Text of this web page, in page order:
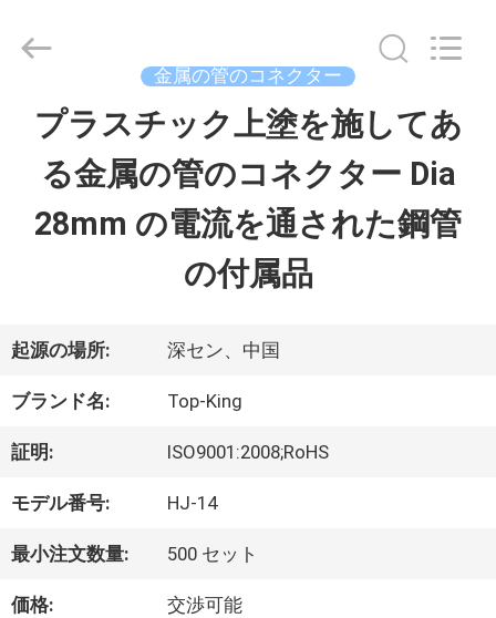
わ
た
し
た
ち
Shenzhen
金属の管のコネクター
プラスチック上塗を施してあ
る金属の管のコネクター Dia
28mm の電流を通された鋼管
の付属品
起源の場所: 深セン、中国
ブランド名: Top-King
証明: ISO9001:2008;RoHS
モデル番号: HJ-14
最小注文数量: 500 セット
価格: 交渉可能